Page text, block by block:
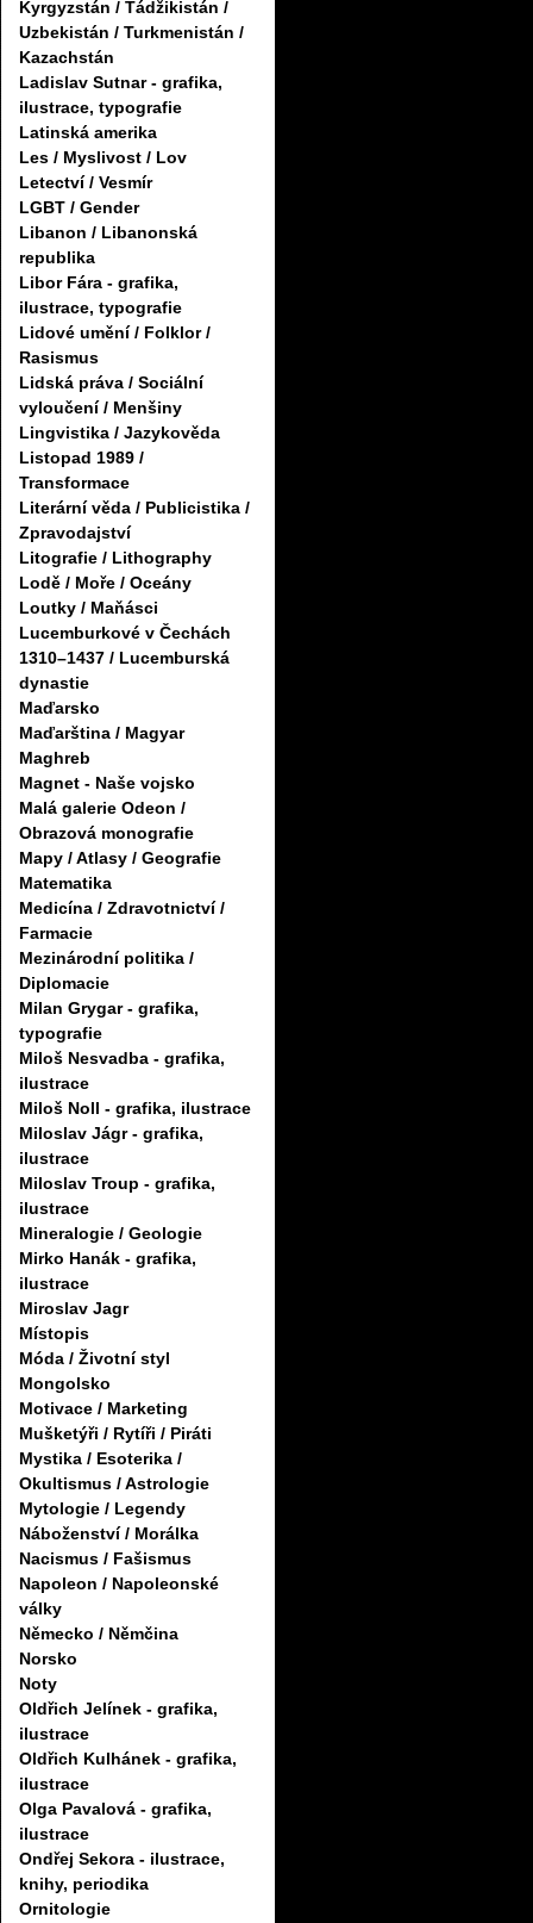
Kyrgyzstán / Tádžikistán /
Uzbekistán / Turkmenistán /
Kazachstán
Ladislav Sutnar - grafika,
ilustrace, typografie
Latinská amerika
Les / Myslivost / Lov
Letectví / Vesmír
LGBT / Gender
Libanon / Libanonská
republika
Libor Fára - grafika,
ilustrace, typografie
Lidové umění / Folklor /
Rasismus
Lidská práva / Sociální
vyloučení / Menšiny
Lingvistika / Jazykověda
Listopad 1989 /
Transformace
Literární věda / Publicistika /
Zpravodajství
Litografie / Lithography
Lodě / Moře / Oceány
Loutky / Maňásci
Lucemburkové v Čechách
1310–1437 / Lucemburská
dynastie
Maďarsko
Maďarština / Magyar
Maghreb
Magnet - Naše vojsko
Malá galerie Odeon /
Obrazová monografie
Mapy / Atlasy / Geografie
Matematika
Medicína / Zdravotnictví /
Farmacie
Mezinárodní politika /
Diplomacie
Milan Grygar - grafika,
typografie
Miloš Nesvadba - grafika,
ilustrace
Miloš Noll - grafika, ilustrace
Miloslav Jágr - grafika,
ilustrace
Miloslav Troup - grafika,
ilustrace
Mineralogie / Geologie
Mirko Hanák - grafika,
ilustrace
Miroslav Jagr
Místopis
Móda / Životní styl
Mongolsko
Motivace / Marketing
Mušketýři / Rytíři / Piráti
Mystika / Esoterika /
Okultismus / Astrologie
Mytologie / Legendy
Náboženství / Morálka
Nacismus / Fašismus
Napoleon / Napoleonské
války
Německo / Němčina
Norsko
Noty
Oldřich Jelínek - grafika,
ilustrace
Oldřich Kulhánek - grafika,
ilustrace
Olga Pavalová - grafika,
ilustrace
Ondřej Sekora - ilustrace,
knihy, periodika
Ornitologie